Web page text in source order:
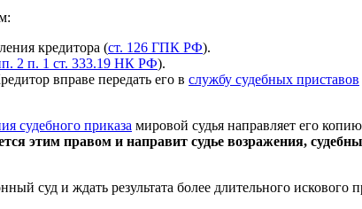
кредитора (ст. 126 ГПК РФ).
2 п. 1 ст. 333.19 НК РФ).
вправе передать его в службу судебных приставов
судебного приказа мировой судья направляет его
этим правом и направит судье возражения,
суд и ждать результата более длительного искового